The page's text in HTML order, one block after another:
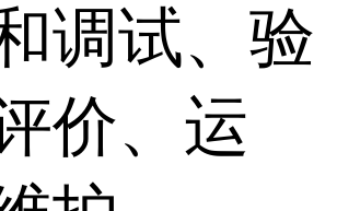
调试、验
价、运